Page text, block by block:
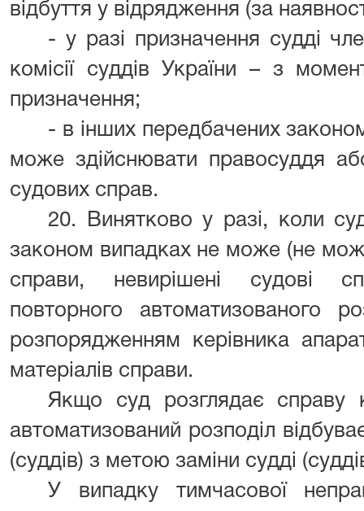
відбуття у відрядження (за
- у разі призначення судді
комісії суддів України – з
призначення;
- в інших передбачених
може здійснювати правосуддя
судових справ.
20. Винятково у разі, коли
законом випадках не може (не
справи, невирішені судові
повторного автоматизованого
розпорядженням керівника
матеріалів справи.
Якщо суд розглядає справу
автоматизований розподіл
(суддів) з метою заміни судді
У випадку тимчасової